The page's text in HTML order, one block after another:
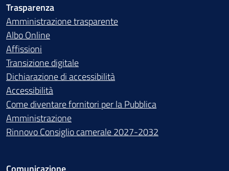
Trasparenza
Amministrazione trasparente
Albo Online
Affissioni
Transizione digitale
Dichiarazione di accessibilità
Accessibilità
Come diventare fornitori per la Pubblica
Amministrazione
Rinnovo Consiglio camerale 2027-2032